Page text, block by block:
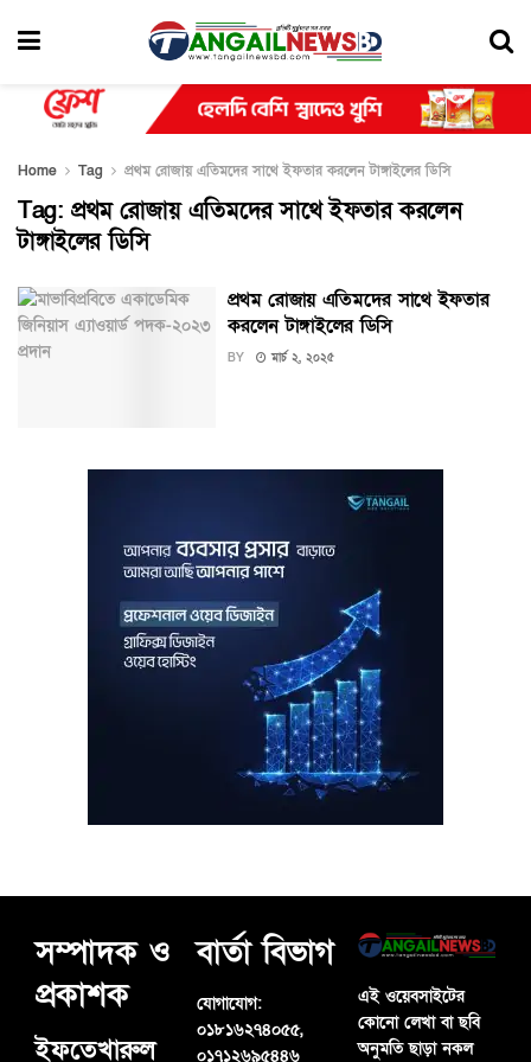
Home Tag প্রথম রোজায় এতিমদের সাথে ইফতার করলেন টাঙ্গাইলের ডিসি
Tag: প্রথম রোজায় এতিমদের সাথে ইফতার করলেন
টাঙ্গাইলের ডিসি
প্রথম রোজায় এতিমদের সাথে ইফতার
করলেন টাঙ্গাইলের ডিসি
BY মার্চ ২, ২০২৫
সম্পাদক ও
প্রকাশক
ইফতেখারুল
বার্তা বিভাগ
যোগাযোগ:
০১৮১৬২৭৪০৫৫,
০১৭১২৬৯৫৪৪৬
এই ওয়েবসাইটের
কোনো লেখা বা ছবি
অনুমতি ছাড়া নকল